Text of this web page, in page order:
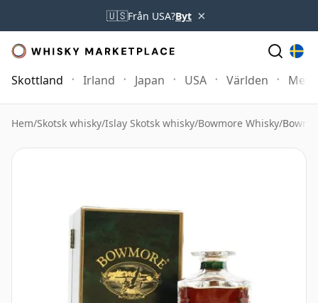
🇺🇸Från USA?Byt ×
Skottland Irland Japan USA Världen Mer
Hem/Skotsk whisky/Islay Skotsk whisky/Bowmore Whisky/